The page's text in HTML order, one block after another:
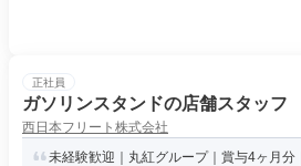
正社員
ガソリンスタンドの店舗スタッフ
西日本フリート株式会社
未経験歓迎｜丸紅グループ｜賞与4ヶ月分